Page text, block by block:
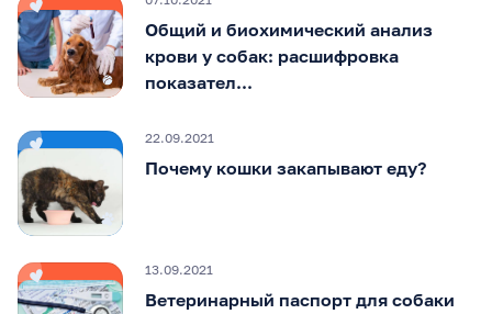
Общий и биохимический анализ
крови у собак: расшифровка
показател...
22.09.2021
Почему кошки закапывают еду?
13.09.2021
Ветеринарный паспорт для собаки